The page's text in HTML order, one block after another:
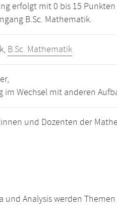
erfolgt mit 0 bis 15
B.Sc. Mathematik.
B.Sc. Mathematik
im Wechsel mit anderen
und Dozenten der
Analysis werden